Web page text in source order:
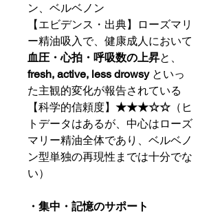
ン、ベルベノン
【エビデンス・出典】ローズマリ
ー精油吸入で、健康成人において
血圧・心拍・呼吸数の上昇と、
fresh, active, less drowsyといっ
た主観的変化が報告されている
【科学的信頼度】 ★★★☆☆ （ヒ
トデータはあるが、中心はローズ
マリー精油全体であり、ベルベノ
ン型単独の再現性までは十分でな
い）
・集中・記憶のサポート